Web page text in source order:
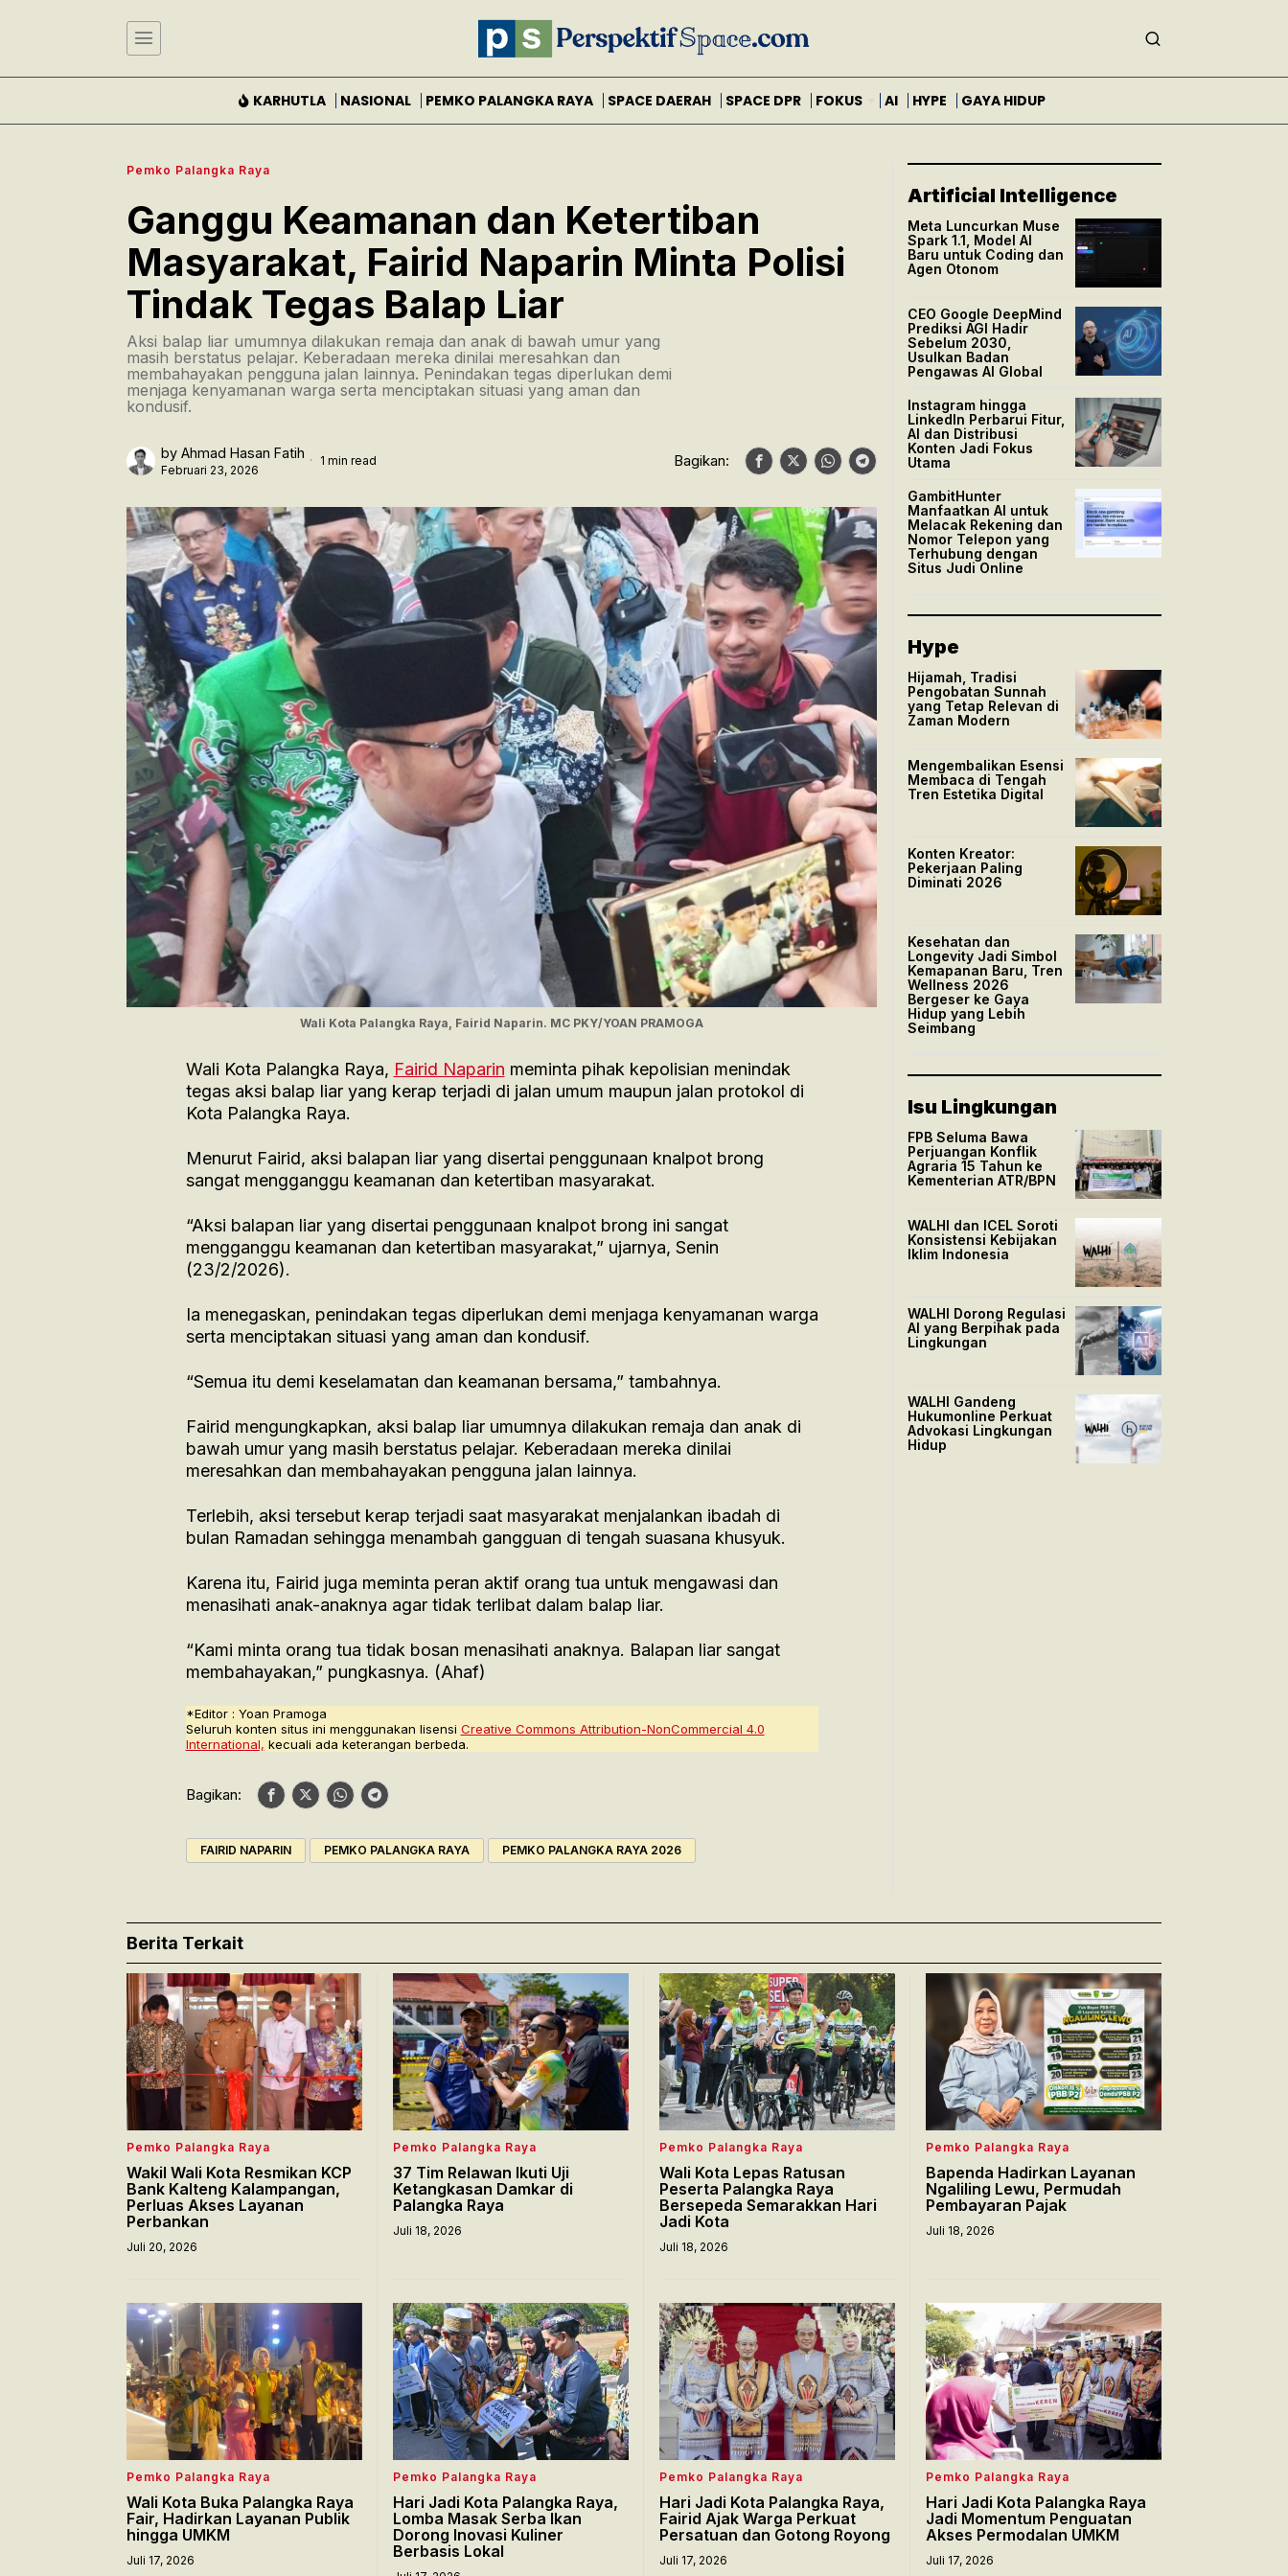
KARHUTLA NASIONAL PEMKO PALANGKA RAYA SPACE DAERAH SPACE DPR FOKUS AI HYPE GAYA HIDUP
Pemko Palangka Raya
Ganggu Keamanan dan Ketertiban
Masyarakat, Fairid Naparin Minta Polisi
Tindak Tegas Balap Liar
Aksi balap liar umumnya dilakukan remaja dan anak di bawah umur yang
masih berstatus pelajar. Keberadaan mereka dinilai meresahkan dan
membahayakan pengguna jalan lainnya. Penindakan tegas diperlukan demi
menjaga kenyamanan warga serta menciptakan situasi yang aman dan
kondusif.
by Ahmad Hasan Fatih
Februari 23, 2026
1 min read Bagikan:
Wali Kota Palangka Raya, Fairid Naparin. MC PKY/YOAN PRAMOGA
Wali Kota Palangka Raya, Fairid Naparin meminta pihak kepolisian menindak
tegas aksi balap liar yang kerap terjadi di jalan umum maupun jalan protokol di
Kota Palangka Raya.
Menurut Fairid, aksi balapan liar yang disertai penggunaan knalpot brong
sangat mengganggu keamanan dan ketertiban masyarakat.
“Aksi balapan liar yang disertai penggunaan knalpot brong ini sangat
mengganggu keamanan dan ketertiban masyarakat,” ujarnya, Senin
(23/2/2026).
Ia menegaskan, penindakan tegas diperlukan demi menjaga kenyamanan warga
serta menciptakan situasi yang aman dan kondusif.
“Semua itu demi keselamatan dan keamanan bersama,” tambahnya.
Fairid mengungkapkan, aksi balap liar umumnya dilakukan remaja dan anak di
bawah umur yang masih berstatus pelajar. Keberadaan mereka dinilai
meresahkan dan membahayakan pengguna jalan lainnya.
Terlebih, aksi tersebut kerap terjadi saat masyarakat menjalankan ibadah di
bulan Ramadan sehingga menambah gangguan di tengah suasana khusyuk.
Karena itu, Fairid juga meminta peran aktif orang tua untuk mengawasi dan
menasihati anak-anaknya agar tidak terlibat dalam balap liar.
“Kami minta orang tua tidak bosan menasihati anaknya. Balapan liar sangat
membahayakan,” pungkasnya. (Ahaf)
*Editor : Yoan Pramoga
Seluruh konten situs ini menggunakan lisensi Creative Commons Attribution-NonCommercial 4.0
International, kecuali ada keterangan berbeda.
Bagikan:
FAIRID NAPARIN PEMKO PALANGKA RAYA PEMKO PALANGKA RAYA 2026
Artificial Intelligence
Meta Luncurkan Muse
Spark 1.1, Model AI
Baru untuk Coding dan
Agen Otonom
CEO Google DeepMind
Prediksi AGI Hadir
Sebelum 2030,
Usulkan Badan
Pengawas AI Global
Instagram hingga
LinkedIn Perbarui Fitur,
AI dan Distribusi
Konten Jadi Fokus
Utama
GambitHunter
Manfaatkan AI untuk
Melacak Rekening dan
Nomor Telepon yang
Terhubung dengan
Situs Judi Online
Hype
Hijamah, Tradisi
Pengobatan Sunnah
yang Tetap Relevan di
Zaman Modern
Mengembalikan Esensi
Membaca di Tengah
Tren Estetika Digital
Konten Kreator:
Pekerjaan Paling
Diminati 2026
Kesehatan dan
Longevity Jadi Simbol
Kemapanan Baru, Tren
Wellness 2026
Bergeser ke Gaya
Hidup yang Lebih
Seimbang
Isu Lingkungan
FPB Seluma Bawa
Perjuangan Konflik
Agraria 15 Tahun ke
Kementerian ATR/BPN
WALHI dan ICEL Soroti
Konsistensi Kebijakan
Iklim Indonesia
WALHI Dorong Regulasi
AI yang Berpihak pada
Lingkungan
WALHI Gandeng
Hukumonline Perkuat
Advokasi Lingkungan
Hidup
Berita Terkait
Pemko Palangka Raya
Wakil Wali Kota Resmikan KCP
Bank Kalteng Kalampangan,
Perluas Akses Layanan
Perbankan
Juli 20, 2026
Pemko Palangka Raya
37 Tim Relawan Ikuti Uji
Ketangkasan Damkar di
Palangka Raya
Juli 18, 2026
Pemko Palangka Raya
Wali Kota Lepas Ratusan
Peserta Palangka Raya
Bersepeda Semarakkan Hari
Jadi Kota
Juli 18, 2026
Pemko Palangka Raya
Bapenda Hadirkan Layanan
Ngaliling Lewu, Permudah
Pembayaran Pajak
Juli 18, 2026
Pemko Palangka Raya
Wali Kota Buka Palangka Raya
Fair, Hadirkan Layanan Publik
hingga UMKM
Juli 17, 2026
Pemko Palangka Raya
Hari Jadi Kota Palangka Raya,
Lomba Masak Serba Ikan
Dorong Inovasi Kuliner
Berbasis Lokal
Pemko Palangka Raya
Hari Jadi Kota Palangka Raya,
Fairid Ajak Warga Perkuat
Persatuan dan Gotong Royong
Juli 17, 2026
Pemko Palangka Raya
Hari Jadi Kota Palangka Raya
Jadi Momentum Penguatan
Akses Permodalan UMKM
Juli 17, 2026